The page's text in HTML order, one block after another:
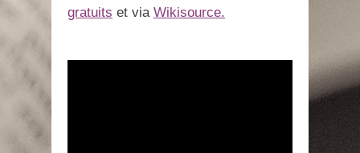
gratuits et via Wikisource.